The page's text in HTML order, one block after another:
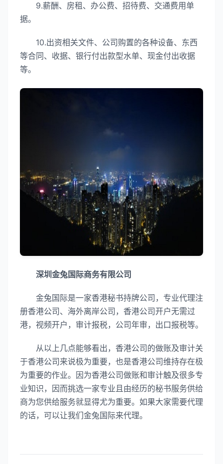
9.薪酬、房租、办公费、招待费、交通费用单
据。
10.出资相关文件、公司购置的各种设备、东西
等合同、收据、银行付出款型水单、现金付出收据
等。
深圳金兔国际商务有限公司
金兔国际是一家香港秘书持牌公司，专业代理注
册香港公司、海外离岸公司，香港公司开户无需过
港，视频开户，审计报税，公司年审，出口报税等。
从以上几点能够看出，香港公司的做账及审计关
于香港公司来说极为重要，也是香港公司维持存在极
为重要的作业。因为香港公司做账和审计触及很多专
业知识，因而挑选一家专业且由经历的秘书服务供给
商为您供给服务就显得尤为重要。如果大家需要代理
的话，可以让我们金兔国际来代理。